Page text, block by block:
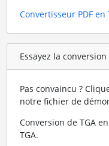
Convertisseur PDF en
Essayez la
Pas convaincu ?
notre fichier de
Conversion de TGA
TGA.